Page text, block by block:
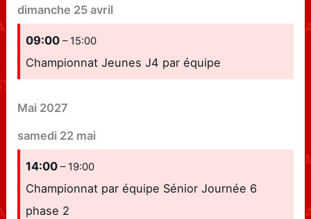
dimanche 25 avril
09:00– 15:00
Championnat Jeunes J4 par équipe
Mai 2027
samedi 22 mai
14:00– 19:00
Championnat par équipe Sénior Journée 6
phase 2